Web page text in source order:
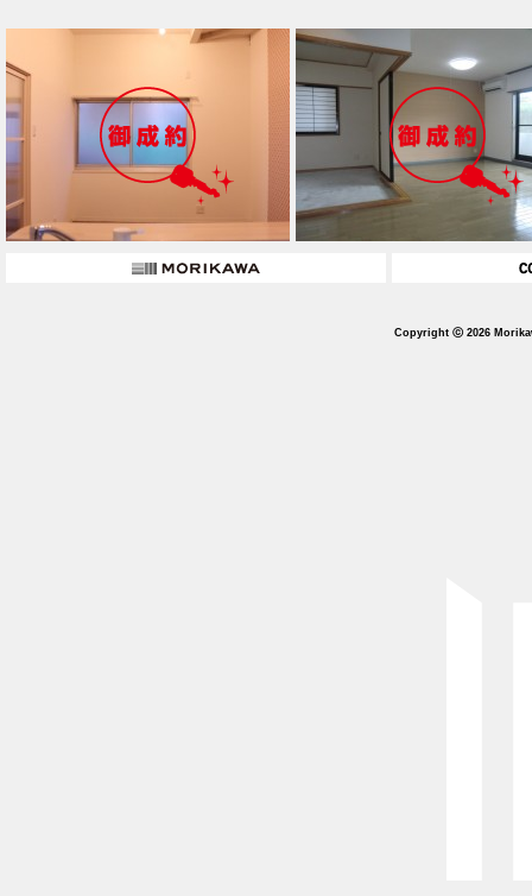
Copyright ⓒ 2026